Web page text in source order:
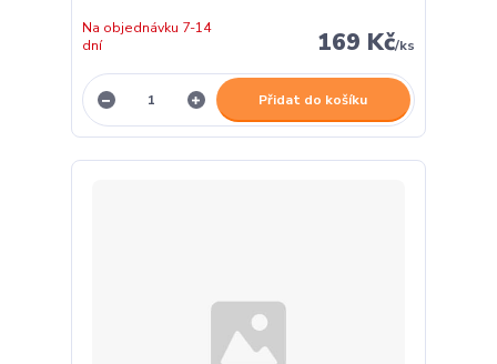
169 Kč/ks
Na objednávku 7-14
dní
Přidat do košíku